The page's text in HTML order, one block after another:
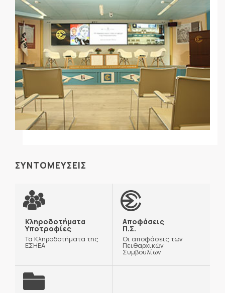
ΣΥΝΤΟΜΕΥΣΕΙΣ
Κληροδοτήματα
Υποτροφίες
Τα Κληροδοτήματα της
ΕΣΗΕΑ
Αποφάσεις
Π.Σ.
Οι αποφάσεις των
Πειθαρχικών
Συμβουλίων